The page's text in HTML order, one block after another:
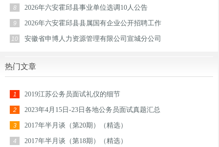
8 2026年六安霍邱县事业单位选调10人公告
9 2026年六安霍邱县县属国有企业公开招聘工作
10 安徽省申博人力资源管理有限公司宣城分公司
热门文章
1 2019江苏公务员面试礼仪的细节
2 2023年4月15日-23日各地公务员面试真题汇总
3 2017年半月谈（第20期）（精选）
4 2017年半月谈（第18期）（精选）